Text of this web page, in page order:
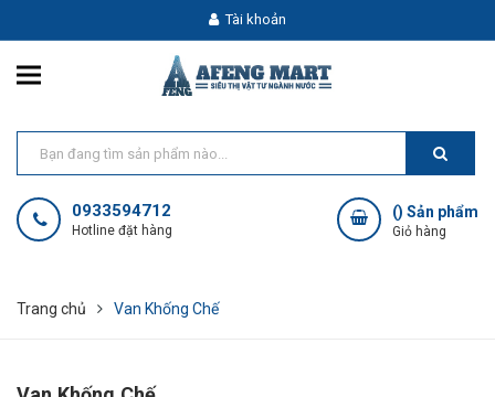
Tài khoản
0933594712
Hotline đặt hàng
() Sản phẩm
Giỏ hàng
Trang chủ Van Khống Chế